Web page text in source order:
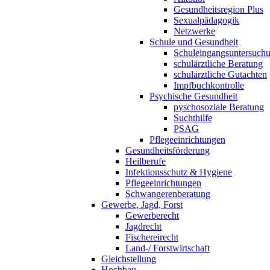
Gesundheitsregion Plus
Sexualpädagogik
Netzwerke
Schule und Gesundheit
schulärztliche Beratung
schulärztliche Gutachten
Impfbuchkontrolle
Psychische Gesundheit
pyschosoziale Beratung
Suchthilfe
PSAG
Pflegeeinrichtungen
Gesundheitsförderung
Heilberufe
Infektionsschutz & Hygiene
Pflegeeinrichtungen
Schwangerenberatung
Gewerbe, Jagd, Forst
Gewerberecht
Jagdrecht
Fischereirecht
Land-/ Forstwirtschaft
Gleichstellung